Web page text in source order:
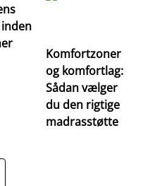
Komfortzoner
og komfortlag:
Sådan vælger
du den rigtige
madrasstøtte